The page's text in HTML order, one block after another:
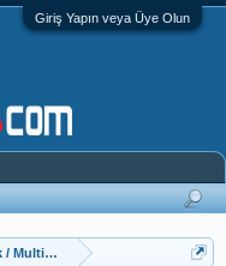
Giriş Yapın veya Üye Olun
/ Multimedya